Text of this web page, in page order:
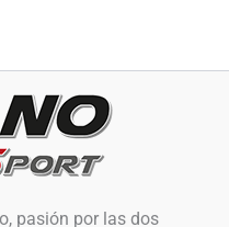
pasión por las dos